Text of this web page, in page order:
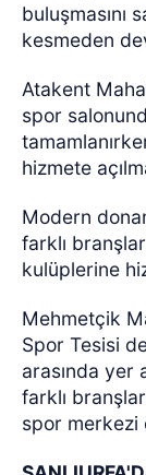
buluşmasını
kesmeden
Atakent
spor
hizmete
Modern
farklı
kulüplerine
Mehmetçik
Spor Tesisi
arasında yer
farklı
spor merkezi